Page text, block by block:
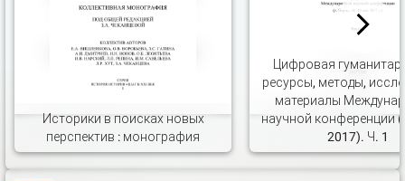
Историки в поисках новых
перспектив : монография
Цифровая
ресурсы, методы,
материалы
научной конференции
2017). Ч. 1